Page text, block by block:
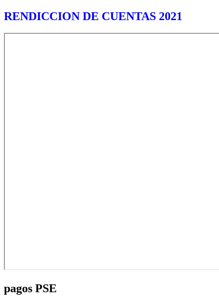
RENDICCION DE CUENTAS 2021
pagos PSE